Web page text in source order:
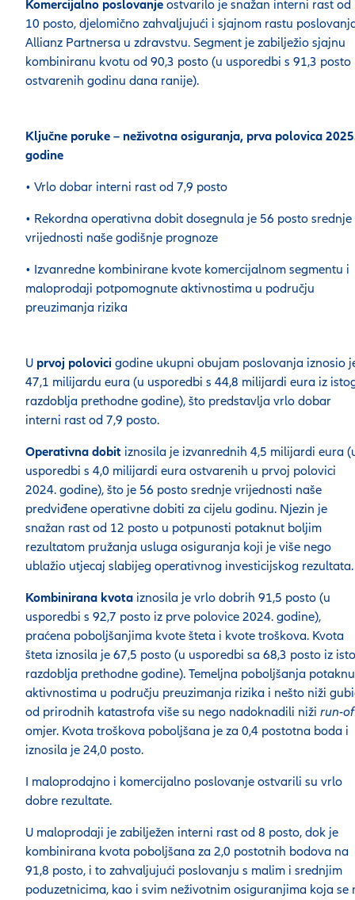
Komercijalno poslovanje ostvarilo je snažan interni rast od
10 posto, djelomično zahvaljujući i sjajnom rastu
Allianz Partnersa u zdravstvu. Segment je zabilježio sjajnu
kombiniranu kvotu od 90,3 posto (u usporedbi s 91,3 posto
ostvarenih godinu dana ranije).
Ključne poruke – neživotna osiguranja, prva polovica
godine
• Vrlo dobar interni rast od 7,9 posto
• Rekordna operativna dobit dosegnula je 56 posto srednje
vrijednosti naše godišnje prognoze
• Izvanredne kombinirane kvote komercijalnom segmentu i
maloprodaji potpomognute aktivnostima u području
preuzimanja rizika
U prvoj polovici godine ukupni obujam poslovanja iznosio
47,1 milijardu eura (u usporedbi s 44,8 milijardi eura iz
razdoblja prethodne godine), što predstavlja vrlo dobar
interni rast od 7,9 posto.
Operativna dobit iznosila je izvanrednih 4,5 milijardi eura
usporedbi s 4,0 milijardi eura ostvarenih u prvoj polovici
2024. godine), što je 56 posto srednje vrijednosti naše
predviđene operativne dobiti za cijelu godinu. Njezin je
snažan rast od 12 posto u potpunosti potaknut boljim
rezultatom pružanja usluga osiguranja koji je više nego
ublažio utjecaj slabijeg operativnog investicijskog rezultata.
Kombinirana kvota iznosila je vrlo dobrih 91,5 posto (u
usporedbi s 92,7 posto iz prve polovice 2024. godine),
praćena poboljšanjima kvote šteta i kvote troškova. Kvota
šteta iznosila je 67,5 posto (u usporedbi sa 68,3 posto iz
razdoblja prethodne godine). Temeljna poboljšanja
aktivnostima u području preuzimanja rizika i nešto niži
od prirodnih katastrofa više su nego nadoknadili niži run-
omjer. Kvota troškova poboljšana je za 0,4 postotna boda i
iznosila je 24,0 posto.
I maloprodajno i komercijalno poslovanje ostvarili su vrlo
dobre rezultate.
U maloprodaji je zabilježen interni rast od 8 posto, dok je
kombinirana kvota poboljšana za 2,0 postotnih bodova na
91,8 posto, i to zahvaljujući poslovanju s malim i srednjim
poduzetnicima, kao i svim neživotnim osiguranjima koja se